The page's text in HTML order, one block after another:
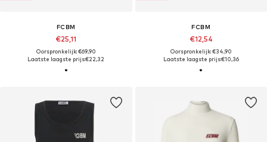
FCBM
€25,11
Oorspronkelijk: €69,90
Laatste laagste prijs:€22,32
FCBM
€12,54
Oorspronkelijk: €34,90
Laatste laagste prijs:€10,36